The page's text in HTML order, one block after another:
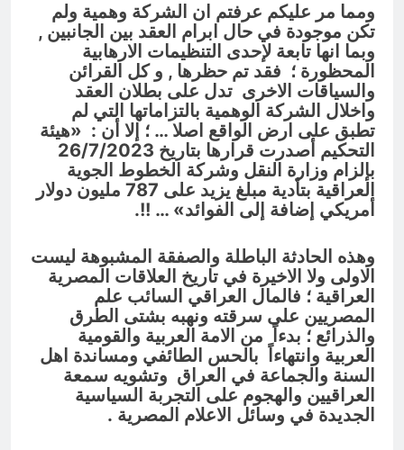
ومما مر عليكم عرفتم ان الشركة وهمية ولم
تكن موجودة في حال ابرام العقد بين الجانبين ,
وبما انها تابعة لإحدى التنظيمات الارهابية
المحظورة ؛ فقد تم حظرها , و كل القرائن
والسياقات الاخرى تدل على بطلان العقد
واخلال الشركة الوهمية بالتزاماتها التي لم
تطبق على ارض الواقع اصلا … ؛ إلا أن : «هيئة
التحكيم أصدرت قرارها بتاريخ 26/7/2023
بإلزام وزارة النقل وشركة الخطوط الجوية
العراقية بتأدية مبلغ يزيد على 787 مليون دولار
أمريكي إضافة إلى الفوائد» … !!.
وهذه الحادثة الباطلة والصفقة المشبوهة ليست
الاولى ولا الاخيرة في تاريخ العلاقات المصرية
العراقية ؛ فالمال العراقي السائب علم
المصريين على سرقته ونهبه بشتى الطرق
والذرائع ؛ بدءاً من الامة العربية والقومية
العربية وانتهاءاً بالحس الطائفي ومساندة اهل
السنة والجماعة في العراق وتشويه سمعة
العراقيين والهجوم على التجربة السياسية
الجديدة في وسائل الاعلام المصرية .